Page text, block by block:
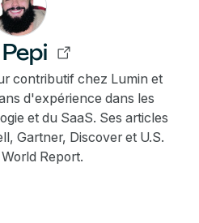
contributif chez Lumin et
d'expérience dans les
et du SaaS. Ses articles
Gartner, Discover et U.S.
Report.